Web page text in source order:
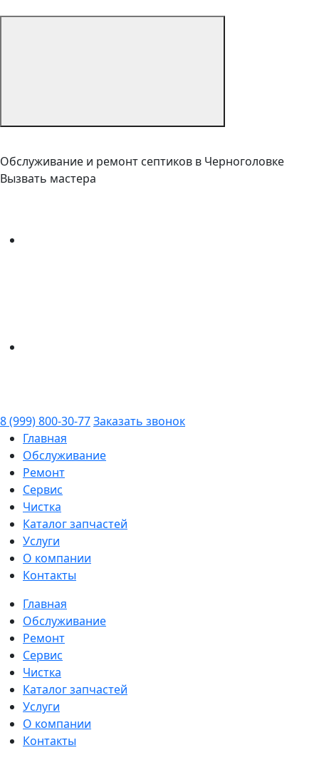
Обслуживание и ремонт септиков в Черноголовке
Вызвать мастера
8 (999) 800-30-77Заказать звонок
Главная
Обслуживание
Ремонт
Сервис
Чистка
Каталог запчастей
Услуги
О компании
Контакты
Главная
Обслуживание
Ремонт
Сервис
Чистка
Каталог запчастей
Услуги
О компании
Контакты